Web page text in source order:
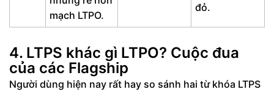
mạch LTPO.
đỏ.
4. LTPS khác gì LTPO? Cuộc đua
của các Flagship
Người dùng hiện nay rất hay so sánh hai từ khóa LTPS